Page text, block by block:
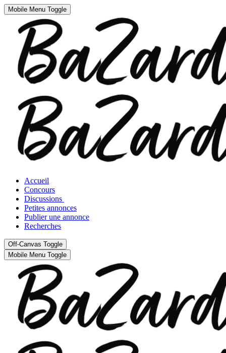
Mobile Menu Toggle
Accueil
Concours
Discussions
Petites annonces
Publier une annonce
Recherches
Off-Canvas Toggle
Mobile Menu Toggle